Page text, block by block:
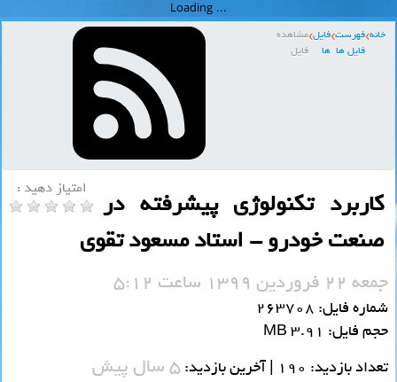
خانه فهرست
فایل ها
فایل
ها
مشاهده
فایل
امتیاز دهید :
کاربرد تکنولوژی پیشرفته در
صنعت خودرو - استاد مسعود تقوی
جمعه 22 فروردین 1399 ساعت 5:12
شماره فایل: 263708
حجم فایل: 3.91 MB
تعداد بازدید: 190 | آخرین بازدید:
5 سال پیش